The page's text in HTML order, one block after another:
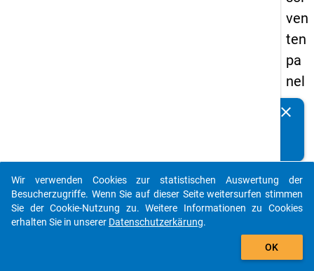
ven
ten
pa
nel
s
-
zw
eit
clear
auto_stories
add_shopping_cart
Wir verwenden Cookies zur statistischen Auswertung der
Besucherzugriffe. Wenn Sie auf dieser Seite weitersurfen stimmen
Sie der Cookie-Nutzung zu. Weitere Informationen zu Cookies
erhalten Sie in unserer Datenschutzerkärung.
OK